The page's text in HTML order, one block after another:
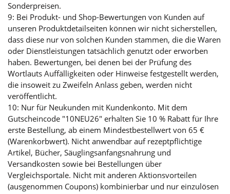
Sonderpreisen.
9: Bei Produkt- und Shop-Bewertungen von Kunden auf
unseren Produktdetailseiten können wir nicht sicherstellen,
dass diese nur von solchen Kunden stammen, die die Waren
oder Dienstleistungen tatsächlich genutzt oder erworben
haben. Bewertungen, bei denen bei der Prüfung des
Wortlauts Auffälligkeiten oder Hinweise festgestellt werden,
die insoweit zu Zweifeln Anlass geben, werden nicht
veröffentlicht.
10: Nur für Neukunden mit Kundenkonto. Mit dem
Gutscheincode "10NEU26" erhalten Sie 10 % Rabatt für Ihre
erste Bestellung, ab einem Mindestbestellwert von 65 €
(Warenkorbwert). Nicht anwendbar auf rezeptpflichtige
Artikel, Bücher, Säuglingsanfangsnahrung und
Versandkosten sowie bei Bestellungen über
Vergleichsportale. Nicht mit anderen Aktionsvorteilen
(ausgenommen Coupons) kombinierbar und nur einzulösen